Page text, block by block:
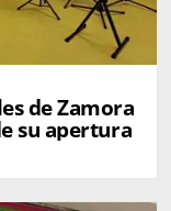
de Zamora
su apertura